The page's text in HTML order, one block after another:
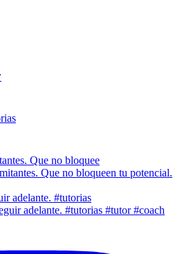
Que no bloquee
adelante. #tutorias